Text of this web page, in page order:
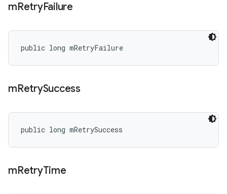
mRetryFailure
public long mRetryFailure
mRetrySuccess
public long mRetrySuccess
mRetryTime